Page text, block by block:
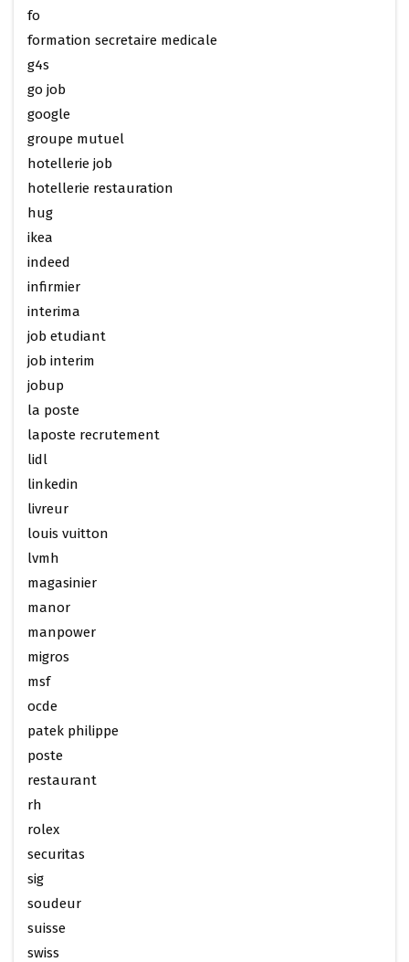
fo
formation secretaire medicale
g4s
go job
google
groupe mutuel
hotellerie job
hotellerie restauration
hug
ikea
indeed
infirmier
interima
job etudiant
job interim
jobup
la poste
laposte recrutement
lidl
linkedin
livreur
louis vuitton
lvmh
magasinier
manor
manpower
migros
msf
ocde
patek philippe
poste
restaurant
rh
rolex
securitas
sig
soudeur
suisse
swiss